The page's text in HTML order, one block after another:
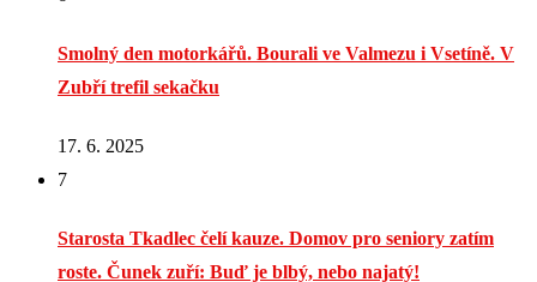
Smolný den motorkářů. Bourali ve Valmezu i Vsetíně. V
Zubří trefil sekačku
17. 6. 2025
7
Starosta Tkadlec čelí kauze. Domov pro seniory zatím
roste. Čunek zuří: Buď je blbý, nebo najatý!